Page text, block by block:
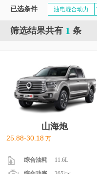
已选条件 油电混合动力
筛选结果共有 1 条
山海炮
25.88-30.18 万
综合油耗
11.6L